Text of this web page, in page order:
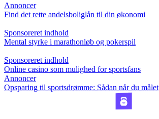
Annoncer
Find det rette andelsboliglån til din økonomi
Sponsoreret indhold
Mental styrke i marathonløb og pokerspil
Sponsoreret indhold
Online casino som mulighed for sportsfans
Annoncer
Opsparing til sportsdrømme: Sådan når du målet